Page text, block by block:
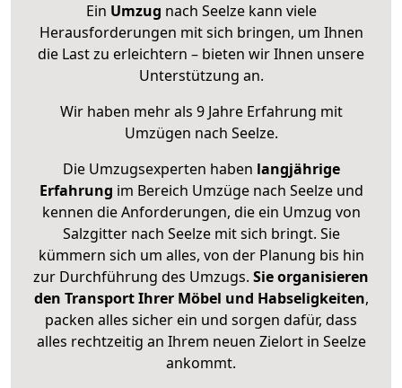
Ein Umzug nach Seelze kann viele
Herausforderungen mit sich bringen, um Ihnen
die Last zu erleichtern – bieten wir Ihnen unsere
Unterstützung an.
Wir haben mehr als 9 Jahre Erfahrung mit
Umzügen nach Seelze.
Die Umzugsexperten haben langjährige
Erfahrung im Bereich Umzüge nach Seelze und
kennen die Anforderungen, die ein Umzug von
Salzgitter nach Seelze mit sich bringt. Sie
kümmern sich um alles, von der Planung bis hin
zur Durchführung des Umzugs. Sie organisieren
den Transport Ihrer Möbel und Habseligkeiten,
packen alles sicher ein und sorgen dafür, dass
alles rechtzeitig an Ihrem neuen Zielort in Seelze
ankommt.